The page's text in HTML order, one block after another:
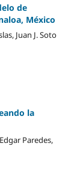
de
México
Juan J. Soto
la
Paredes,